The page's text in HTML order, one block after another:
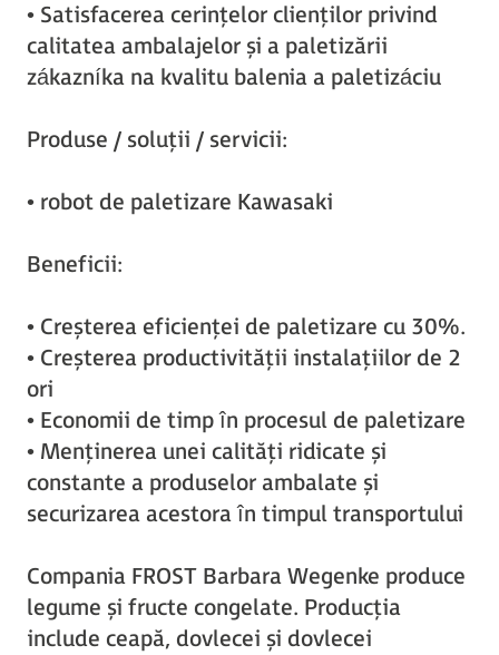
• Satisfacerea cerințelor clienților privind
calitatea ambalajelor și a paletizării
zákazníka na kvalitu balenia a paletizáciu
Produse / soluții / servicii:
• robot de paletizare Kawasaki
Beneficii:
• Creșterea eficienței de paletizare cu 30%.
• Creșterea productivității instalațiilor de 2
ori
• Economii de timp în procesul de paletizare
• Menținerea unei calități ridicate și
constante a produselor ambalate și
securizarea acestora în timpul transportului
Compania FROST Barbara Wegenke produce
legume și fructe congelate. Producția
include ceapă, dovlecei și dovlecei